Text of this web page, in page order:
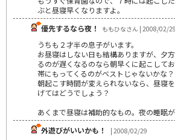
ぶと昼寝早くなりますよ。
優先するなら夜！
ももひなさん | 2008/02/29
うちも２才半の息子がいます。
お昼寝はしない日も結構ありますが、夕
るのが遅くなるのなら朝早くに起こして
帯にもってくるのがベストじゃないかな？
朝起こす時間が変えられないなら、昼寝
げてはどうでしょう？
あくまで昼寝は補助的なもの。夜の睡眠
外遊びがいいかも！
| 2008/02/29